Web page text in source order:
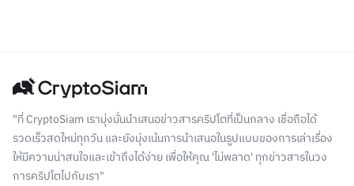
"ที่ CryptoSiam เรามุ่งมั่นนำเสนอข่าวสารคริปโตที่เป็นกลาง เชื่อถือได้
รวดเร็วสดใหม่ทุกวัน และยังมุ่งเน้นการนำเสนอในรูปแบบของการเล่าเรื่อง
ให้มีความน่าสนใจและเข้าถึงได้ง่าย เพื่อให้คุณ 'ไม่พลาด' ทุกข่าวสารในวง
การคริปโตไปกับเรา"